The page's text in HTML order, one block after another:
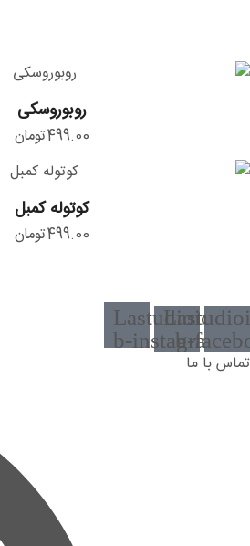
روبوروسکی
روبوروسکی
499.00تومان
کوتوله
کمبل
کوتوله کمبل
499.00تومان
b-
Lastudioicon-
b-instagram-1
تماس با ما